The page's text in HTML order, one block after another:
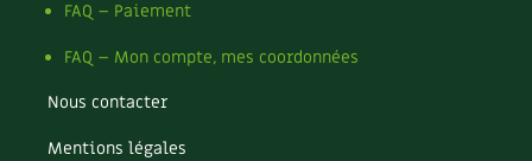
Soins et cosmétiques au naturel
Société et alternatives
FAQ – Paiement
FAQ – Mon compte, mes coordonnées
Nous contacter
Mentions légales